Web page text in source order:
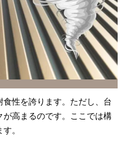
性を誇ります。ただし、台
高まるのです。ここでは構
。